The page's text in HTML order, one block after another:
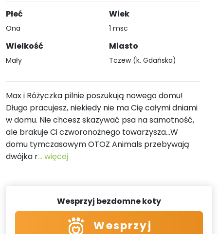
Płeć
Ona
Wielkość
Mały
Wiek
1 msc
Miasto
Tczew (k. Gdańska)
Max i Różyczka pilnie poszukują nowego domu!
Długo pracujesz, niekiedy nie ma Cię całymi dniami
w domu. Nie chcesz skazywać psa na samotność,
ale brakuje Ci czworonożnego towarzysza...W
domu tymczasowym OTOZ Animals przebywają
dwójka r... więcej
Wesprzyj bezdomne koty
Wesprzyj